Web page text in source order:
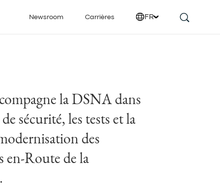
Newsroom Carrières FR
la DSNA dans
sécurité, les tests et la
des
en-Route de la